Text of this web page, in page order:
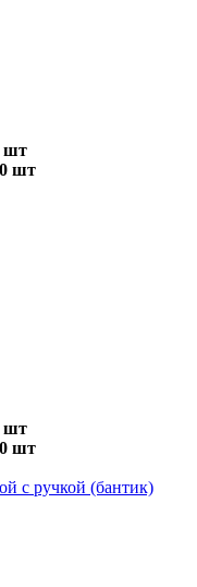
шт
0 шт
шт
0 шт
с ручкой (бантик)